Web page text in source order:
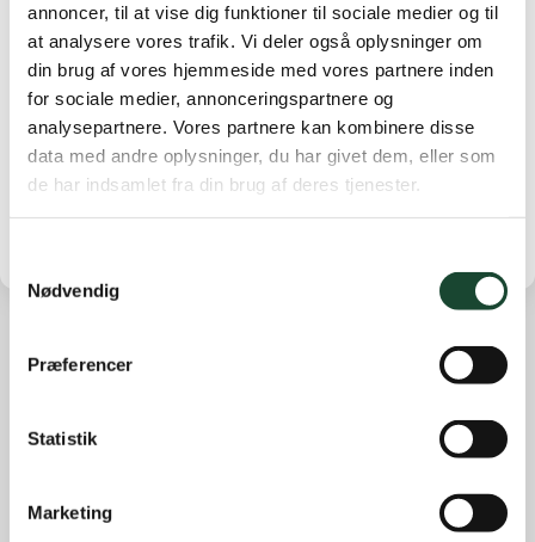
annoncer, til at vise dig funktioner til sociale medier og til
at analysere vores trafik. Vi deler også oplysninger om
din brug af vores hjemmeside med vores partnere inden
for sociale medier, annonceringspartnere og
analysepartnere. Vores partnere kan kombinere disse
data med andre oplysninger, du har givet dem, eller som
de har indsamlet fra din brug af deres tjenester.
Nødvendig
Præferencer
Statistik
Marketing
I den sideløbende venskabsmatch for øvrige spillere
måtte KGK desværre tage hjem med et nederlag, men
en fornøjelse var det for alle.
Vi byder Falsterbo GK velkommen til os næste år, når
vi vil forsvare trofæet.
Andre nyheder